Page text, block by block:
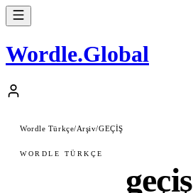
Wordle.Global
Wordle Türkçe/Arşiv/GEÇİŞ
WORDLE TÜRKÇE
geçiş